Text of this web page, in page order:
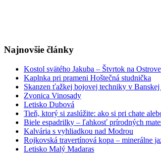
Najnovšie články
Kostol svätého Jakuba – Štvrtok na Ostrove
Kaplnka pri prameni Hoštečná studnička
Skanzen ťažkej bojovej techniky v
Zvonica Vinosady
Letisko Dubová
Tieň, ktorý si zaslúžite: ako si pri chate
Biele espadrilky – ľahkosť prírodných
Kalvária s vyhliadkou nad Modrou
Rojkovská travertínová kopa – minerálne
Letisko Malý Madaras